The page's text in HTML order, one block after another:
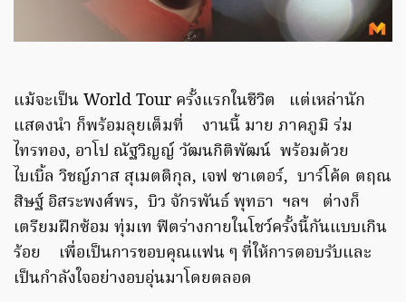
แม้จะเป็น World Tour ครั้งแรกในชีวิต แต่เหล่านัก
แสดงนำ ก็พร้อมลุยเต็มที่ งานนี้ มาย ภาคภูมิ ร่ม
ไทรทอง, อาโป ณัฐวิญญ์ วัฒนกิติพัฒน์ พร้อมด้วย
ไบเบิ้ล วิชญ์ภาส สุเมตติกุล, เจฟ ซาเตอร์, บาร์โค้ด ตฤณ
สิษฐ์ อิสระพงศ์พร, บิว จักรพันธ์ พุทธา ฯลฯ ต่างก็
เตรียมฝึกซ้อม ทุ่มเท ฟิตร่างกายในโชว์ครั้งนี้กันแบบเกิน
ร้อย เพื่อเป็นการขอบคุณแฟน ๆ ที่ให้การตอบรับและ
เป็นกำลังใจอย่างอบอุ่นมาโดยตลอด